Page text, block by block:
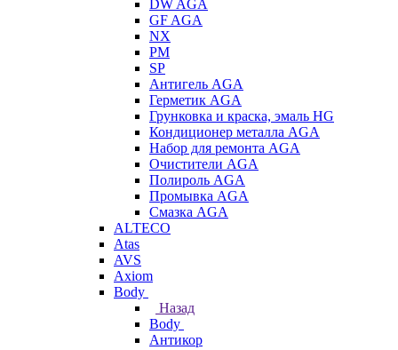
DW AGA
GF AGA
NX
PM
SP
Антигель AGA
Герметик AGA
Грунковка и краска, эмаль HG
Кондиционер металла AGA
Набор для ремонта AGA
Очистители AGA
Полироль AGA
Промывка AGA
Смазка AGA
ALTECO
Atas
AVS
Axiom
Body
Назад
Body
Антикор